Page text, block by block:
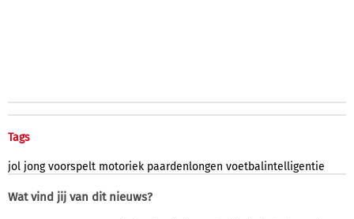
Tags
jol jong voorspelt motoriek paardenlongen voetbalintelligentie
Wat vind jij van dit nieuws?